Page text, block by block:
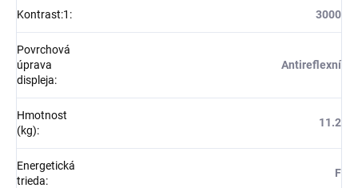
Kontrast:1 : 3000
Povrchová
úprava
displeja:
Antireflexní
Hmotnost
(kg):
11.2
Energetická
trieda:
F